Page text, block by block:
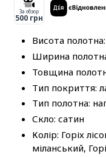
За обзор
500 грн
Висота
Ширина
Товщина
Тип покриття:
Тип полотна:
Скло: сатин
Колір: Горіх
міланський,